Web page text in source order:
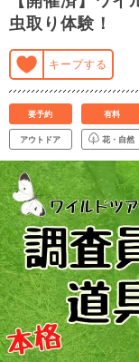
虫取り体験！
キープする
要予約 有料
アウトドア 花・自然